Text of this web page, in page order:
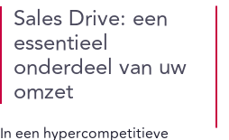
Sales Drive: een
essentieel
onderdeel van uw
omzet
In een hypercompetitieve